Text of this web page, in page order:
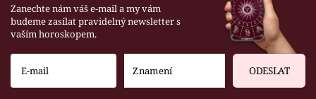
Zanechte nám váš e-mail a my vám
budeme zasílat pravidelný newsletter s
vaším horoskopem.
ODESLAT